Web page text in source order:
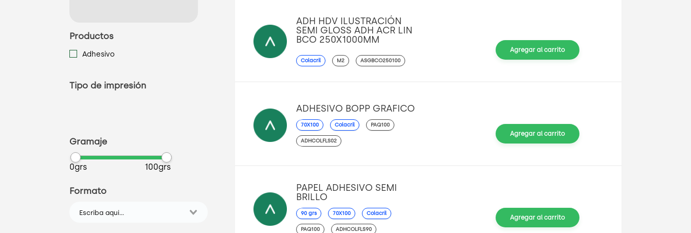
Productos
Adhesivo
Tipo de impresión
Gramaje
0grs 100grs
Formato
ADH HDV ILUSTRACIÓN
SEMI GLOSS ADH ACR LIN
BCO 250X1000MM
Colacril M2 ASGBCO250100
Agregar al carrito
ADHESIVO BOPP GRAFICO
70X100 Colacril PAQ100
ADHCOLFLS02
Agregar al carrito
PAPEL ADHESIVO SEMI
BRILLO
90 grs 70X100 Colacril
PAQ100 ADHCOLFLS90
Agregar al carrito